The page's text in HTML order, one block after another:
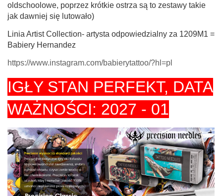
oldschoolowe, poprzez krótkie ostrza są to zestawy takie
jak dawniej się lutowało)
Linia Artist Collection- artysta odpowiedzialny za 1209M1 =
Babiery Hernandez
https://www.instagram.com/babierytattoo/?hl=pl
IGŁY STAN PERFEKT, DATA
WAŻNOŚCI: 2027 - 01